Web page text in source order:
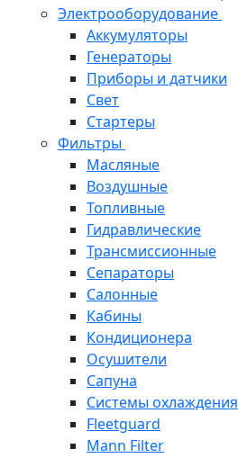
Электрооборудование
Аккумуляторы
Генераторы
Приборы и датчики
Свет
Стартеры
Фильтры
Масляные
Воздушные
Топливные
Гидравлические
Трансмиссионные
Сепараторы
Салонные
Кабины
Кондиционера
Осушители
Сапуна
Системы охлаждения
Fleetguard
Mann Filter